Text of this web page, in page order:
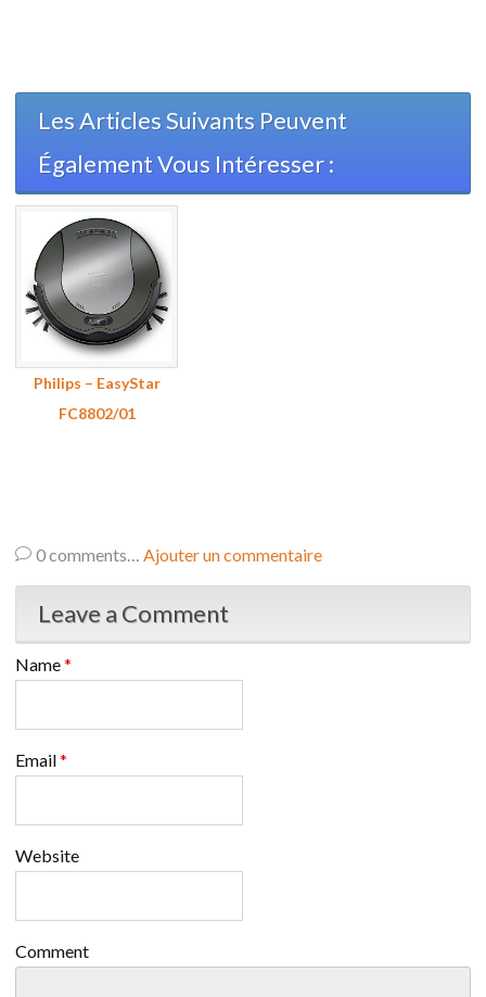
Les Articles Suivants Peuvent
Également Vous Intéresser :
Philips – EasyStar
FC8802/01
0comments… Ajouter un commentaire
Leave a Comment
Name*
Email*
Website
Comment